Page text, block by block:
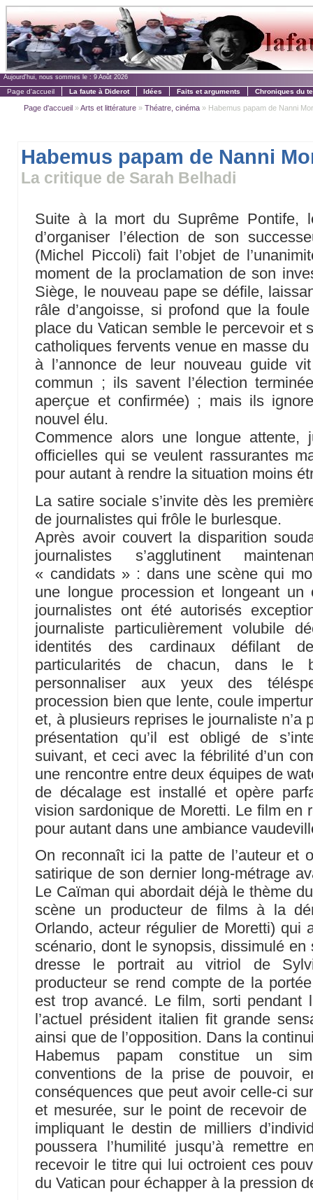
Aujourd'hui, nous sommes le : 9 Août 2026
Page d'accueil La faute à Diderot Idées Faits et arguments Chroniques du
Page d'accueil »Arts et littérature »Théatre, cinéma » Habemus papam de Nanni
Habemus papam de Nanni
La critique de Sarah Belhadi
Suite à la mort du Suprême Pontife,
d’organiser l’élection de son
(Michel Piccoli) fait l’objet de
moment de la proclamation de son
Siège, le nouveau pape se défile,
râle d’angoisse, si profond que la
place du Vatican semble le percevoir et
catholiques fervents venue en masse
à l’annonce de leur nouveau guide
commun ; ils savent l’élection
aperçue et confirmée) ; mais ils
nouvel élu.
Commence alors une longue attente,
officielles qui se veulent rassurantes
pour autant à rendre la situation moins
La satire sociale s’invite dès les
de journalistes qui frôle le burlesque.
Après avoir couvert la disparition
journalistes s’agglutinent
« candidats » : dans une scène qui
une longue procession et longeant
journalistes ont été autorisés
journaliste particulièrement volubile
identités des cardinaux défilant
particularités de chacun, dans
personnaliser aux yeux des
procession bien que lente, coule
et, à plusieurs reprises le journaliste n’a
présentation qu’il est obligé de
suivant, et ceci avec la fébrilité d’un
une rencontre entre deux équipes de
de décalage est installé et opère
vision sardonique de Moretti. Le film en
pour autant dans une ambiance
On reconnaît ici la patte de l’auteur et
satirique de son dernier long-métrage
Le Caïman qui abordait déjà le thème
scène un producteur de films à la
Orlando, acteur régulier de Moretti) qui
scénario, dont le synopsis, dissimulé en
dresse le portrait au vitriol de
producteur se rend compte de la
est trop avancé. Le film, sorti pendant
l’actuel président italien fit grande
ainsi que de l’opposition. Dans la
Habemus papam constitue un
conventions de la prise de pouvoir,
conséquences que peut avoir celle-ci
et mesurée, sur le point de recevoir de
impliquant le destin de milliers
poussera l’humilité jusqu’à remettre
recevoir le titre qui lui octroient ces
du Vatican pour échapper à la pression